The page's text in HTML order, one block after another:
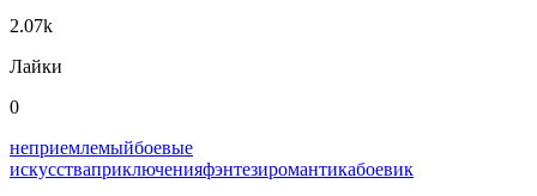
2.07k
Лайки
0
неприемлемыйбоевые
искусстваприключенияфэнтезиромантикабоевик